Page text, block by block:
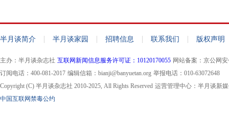
半月谈简介 | 半月谈家园 | 招聘信息 | 联系我们 | 版权声明
主办：半月谈杂志社 互联网新闻信息服务许可证：10120170055 网站备案：京公网安
订阅电话：400-081-2017 编辑信箱：bianji@banyuetan.org 举报电话：010-63072648
Copyright (C) 半月谈杂志社 2010-2025, All Rights Reserved 运营管理中心：半月谈新
中国互联网禁毒公约